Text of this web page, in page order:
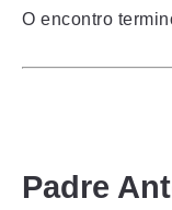
O encontro
Padre